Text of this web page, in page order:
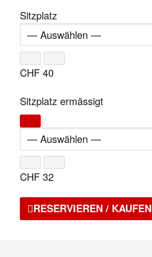
Sitzplatz
CHF 40
Sitzplatz ermässigt
CHF 32
RESERVIEREN / KAUFEN